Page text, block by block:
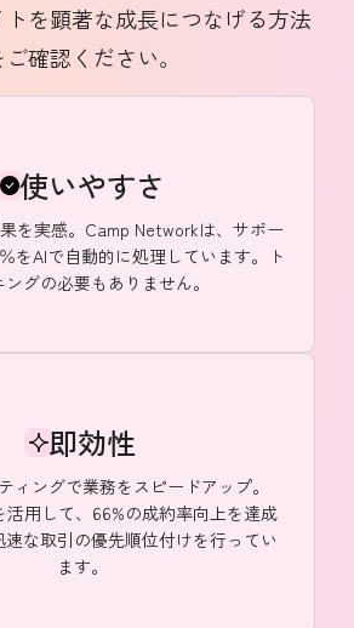
を顕著な成長につなげる方法
ご確認ください。
使いやすさ
を実感。Camp Networkは、サポー
をAIで自動的に処理しています。ト
ングの必要もありません。
即効性
ィングで業務をスピードアップ。
用して、66%の成約率向上を達成
速な取引の優先順位付けを行ってい
ます。